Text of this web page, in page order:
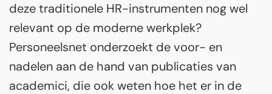
deze traditionele HR-instrumenten nog wel
relevant op de moderne werkplek?
Personeelsnet onderzoekt de voor- en
nadelen aan de hand van publicaties van
academici, die ook weten hoe het er in de